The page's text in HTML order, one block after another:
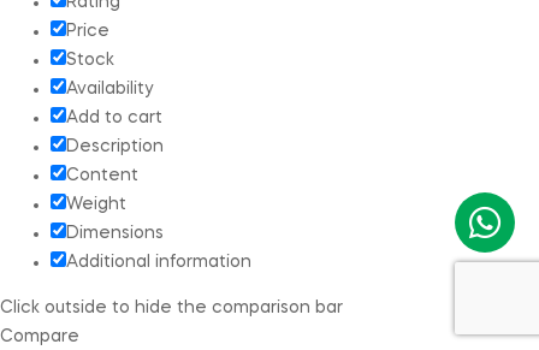
Price
Stock
Availability
Add to cart
Description
Content
Weight
Dimensions
Additional information
Click outside to hide the comparison bar
Compare